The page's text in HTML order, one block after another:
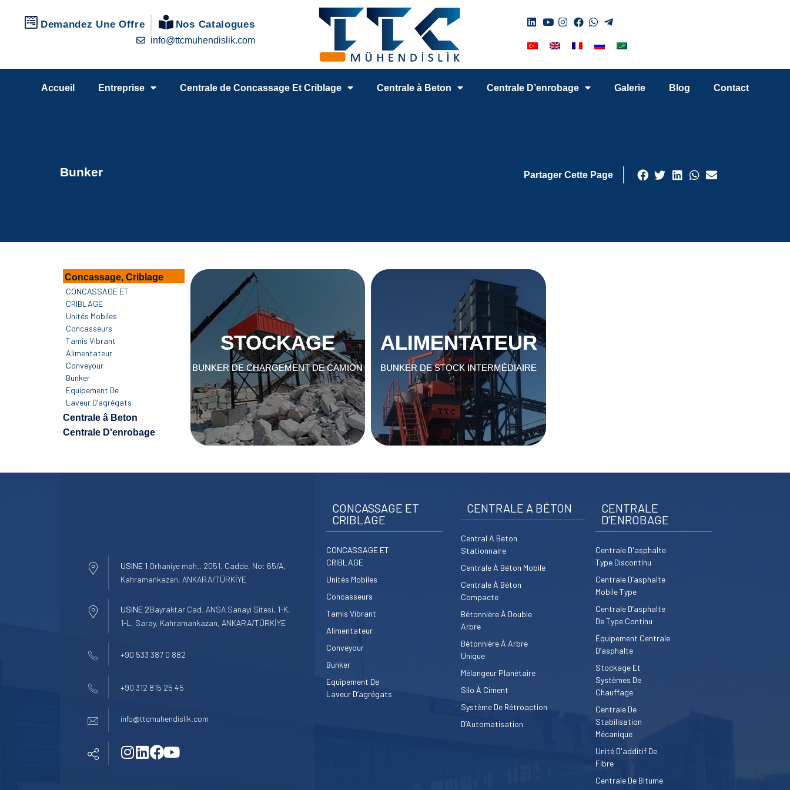
Demandez Une Offre Nos Catalogues
info@ttcmuhendislik.com
Accueil Entreprise Centrale de Concassage Et Criblage Centrale à Beton Centrale D’enrobage Galerie Blog Contact
Bunker Partager Cette Page
Concassage, Criblage
CONCASSAGE ET
CRIBLAGE
Unités Mobiles
Concasseurs
Tamis Vibrant
Alimentateur
Conveyour
Bunker
Equipement De
Laveur D’agrégats
Centrale â Beton
Centrale D'enrobage
STOCKAGE
BUNKER DE CHARGEMENT DE CAMION
STOCKAGE
BUNKER DE CHARGEMENT DE
CAMION
ALIMENTATEUR
BUNKER DE STOCK INTERMÉDIAIRE
ALIMENTATEUR
BUNKER DE STOCK INTERMÉDIAIRE
USINE 1 Orhaniye mah., 2051. Cadde, No: 65/A,
Kahramankazan, ANKARA/TÜRKİYE
USINE 2Bayraktar Cad. ANSA Sanayi Sitesi, 1-K,
1-L, Saray, Kahramankazan, ANKARA/TÜRKİYE
+90 533 387 0 882
+90 312 815 25 45
info@ttcmuhendislik.com
CONCASSAGE ET
CRIBLAGE
CONCASSAGE ET
CRIBLAGE
Unités Mobiles
Concasseurs
Tamis Vibrant
Alimentateur
Conveyour
Bunker
Equipement De
Laveur D’agrégats
CENTRALE A BÉTON
Central A Beton
Stationnaire
Centrale À Béton Mobile
Centrale À Béton
Compacte
Bétonnière À Double
Arbre
Bétonnière À Arbre
Unique
Mélangeur Planétaire
Silo À Ciment
Système De Rétroaction
D’Automatisation
CENTRALE
D’ENROBAGE
Centrale D'asphalte
Type Discontinu
Centrale D’asphalte
Mobile Type
Centrale D’asphalte
De Type Continu
Équipement Centrale
D’asphalte
Stockage Et
Systèmes De
Chauffage
Centrale De
Stabilisation
Mécanique
Unité D'additif De
Fibre
Centrale De Bitume